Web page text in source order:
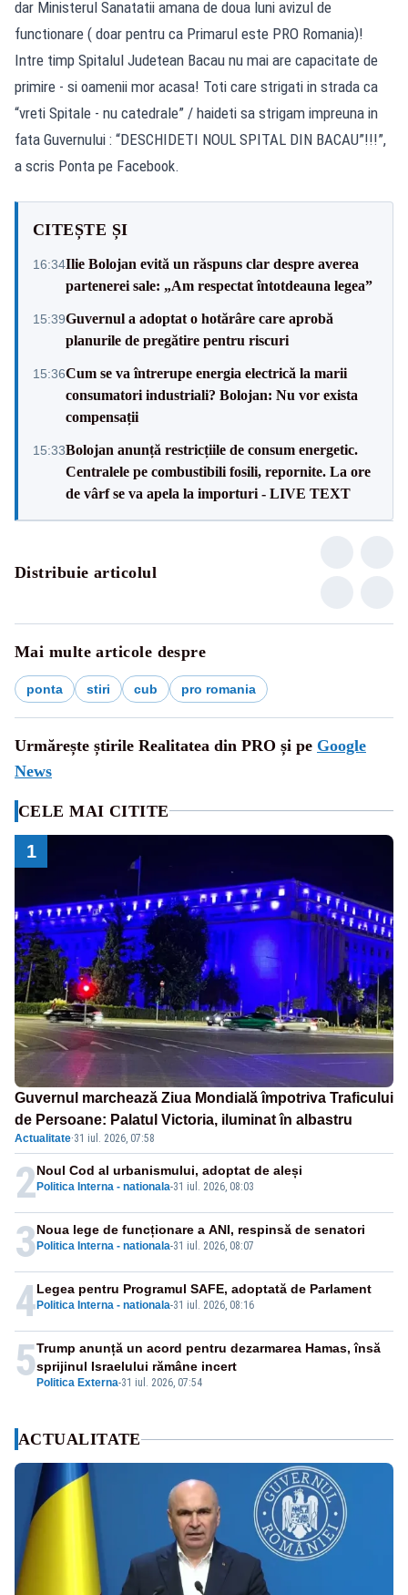
dar Ministerul Sanatatii amana de doua luni avizul de
functionare ( doar pentru ca Primarul este PRO Romania)!
Intre timp Spitalul Judetean Bacau nu mai are capacitate de
primire - si oamenii mor acasa! Toti care strigati in strada ca
“vreti Spitale - nu catedrale” / haideti sa strigam impreuna in
fata Guvernului : “DESCHIDETI NOUL SPITAL DIN BACAU”!!!”,
a scris Ponta pe Facebook.
CITEȘTE ȘI
16:34Ilie Bolojan evită un răspuns clar despre averea
partenerei sale: „Am respectat întotdeauna legea”
15:39Guvernul a adoptat o hotărâre care aprobă
planurile de pregătire pentru riscuri
15:36Cum se va întrerupe energia electrică la marii
consumatori industriali? Bolojan: Nu vor exista
compensații
15:33Bolojan anunță restricțiile de consum energetic.
Centralele pe combustibili fosili, repornite. La ore
de vârf se va apela la importuri - LIVE TEXT
Distribuie articolul
Mai multe articole despre
ponta stiri cub pro romania
Urmărește știrile Realitatea din PRO și pe Google
News
CELE MAI CITITE
1
Guvernul marchează Ziua Mondială împotriva Traficului
de Persoane: Palatul Victoria, iluminat în albastru
Actualitate·31 iul. 2026, 07:58
2 Politica Interna - nationala-31 iul. 2026, 08:03
Noul Cod al urbanismului, adoptat de aleși
3 Politica Interna - nationala-31 iul. 2026, 08:07
Noua lege de funcționare a ANI, respinsă de senatori
4 Politica Interna - nationala-31 iul. 2026, 08:16
Legea pentru Programul SAFE, adoptată de Parlament
5 Politica Externa-31 iul. 2026, 07:54
Trump anunță un acord pentru dezarmarea Hamas, însă
sprijinul Israelului rămâne incert
ACTUALITATE